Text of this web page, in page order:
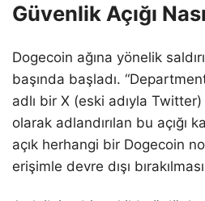
Güvenlik Açığı
Dogecoin ağına yönelik
başında başladı.
adlı bir X (eski adıyla Twitter)
olarak adlandırılan bu açığı
açık herhangi bir Dogecoin
erişimle devre dışı